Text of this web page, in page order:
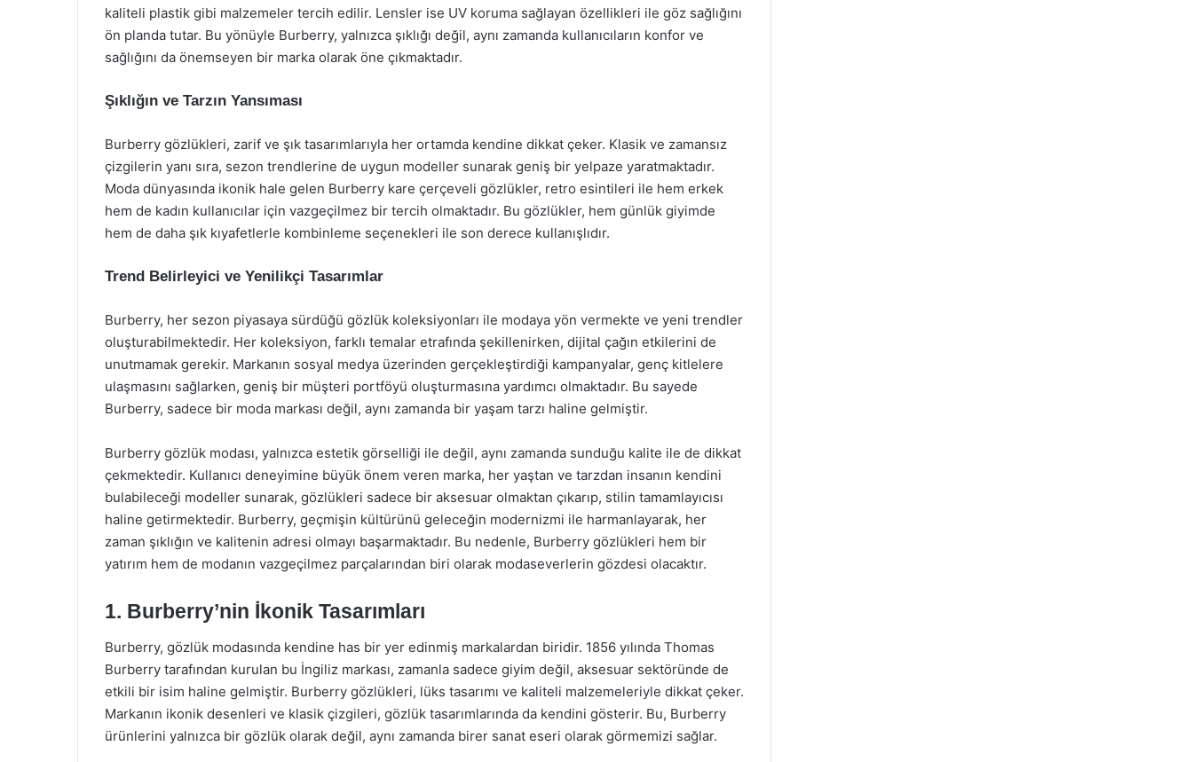
kaliteli plastik gibi malzemeler tercih edilir. Lensler ise UV koruma sağlayan özellikleri ile göz sağlığını
ön planda tutar. Bu yönüyle Burberry, yalnızca şıklığı değil, aynı zamanda kullanıcıların konfor ve
sağlığını da önemseyen bir marka olarak öne çıkmaktadır.
Şıklığın ve Tarzın Yansıması
Burberry gözlükleri, zarif ve şık tasarımlarıyla her ortamda kendine dikkat çeker. Klasik ve zamansız
çizgilerin yanı sıra, sezon trendlerine de uygun modeller sunarak geniş bir yelpaze yaratmaktadır.
Moda dünyasında ikonik hale gelen Burberry kare çerçeveli gözlükler, retro esintileri ile hem erkek
hem de kadın kullanıcılar için vazgeçilmez bir tercih olmaktadır. Bu gözlükler, hem günlük giyimde
hem de daha şık kıyafetlerle kombinleme seçenekleri ile son derece kullanışlıdır.
Trend Belirleyici ve Yenilikçi Tasarımlar
Burberry, her sezon piyasaya sürdüğü gözlük koleksiyonları ile modaya yön vermekte ve yeni trendler
oluşturabilmektedir. Her koleksiyon, farklı temalar etrafında şekillenirken, dijital çağın etkilerini de
unutmamak gerekir. Markanın sosyal medya üzerinden gerçekleştirdiği kampanyalar, genç kitlelere
ulaşmasını sağlarken, geniş bir müşteri portföyü oluşturmasına yardımcı olmaktadır. Bu sayede
Burberry, sadece bir moda markası değil, aynı zamanda bir yaşam tarzı haline gelmiştir.
Burberry gözlük modası, yalnızca estetik görselliği ile değil, aynı zamanda sunduğu kalite ile de dikkat
çekmektedir. Kullanıcı deneyimine büyük önem veren marka, her yaştan ve tarzdan insanın kendini
bulabileceği modeller sunarak, gözlükleri sadece bir aksesuar olmaktan çıkarıp, stilin tamamlayıcısı
haline getirmektedir. Burberry, geçmişin kültürünü geleceğin modernizmi ile harmanlayarak, her
zaman şıklığın ve kalitenin adresi olmayı başarmaktadır. Bu nedenle, Burberry gözlükleri hem bir
yatırım hem de modanın vazgeçilmez parçalarından biri olarak modaseverlerin gözdesi olacaktır.
1. Burberry’nin İkonik Tasarımları
Burberry, gözlük modasında kendine has bir yer edinmiş markalardan biridir. 1856 yılında Thomas
Burberry tarafından kurulan bu İngiliz markası, zamanla sadece giyim değil, aksesuar sektöründe de
etkili bir isim haline gelmiştir. Burberry gözlükleri, lüks tasarımı ve kaliteli malzemeleriyle dikkat çeker.
Markanın ikonik desenleri ve klasik çizgileri, gözlük tasarımlarında da kendini gösterir. Bu, Burberry
ürünlerini yalnızca bir gözlük olarak değil, aynı zamanda birer sanat eseri olarak görmemizi sağlar.